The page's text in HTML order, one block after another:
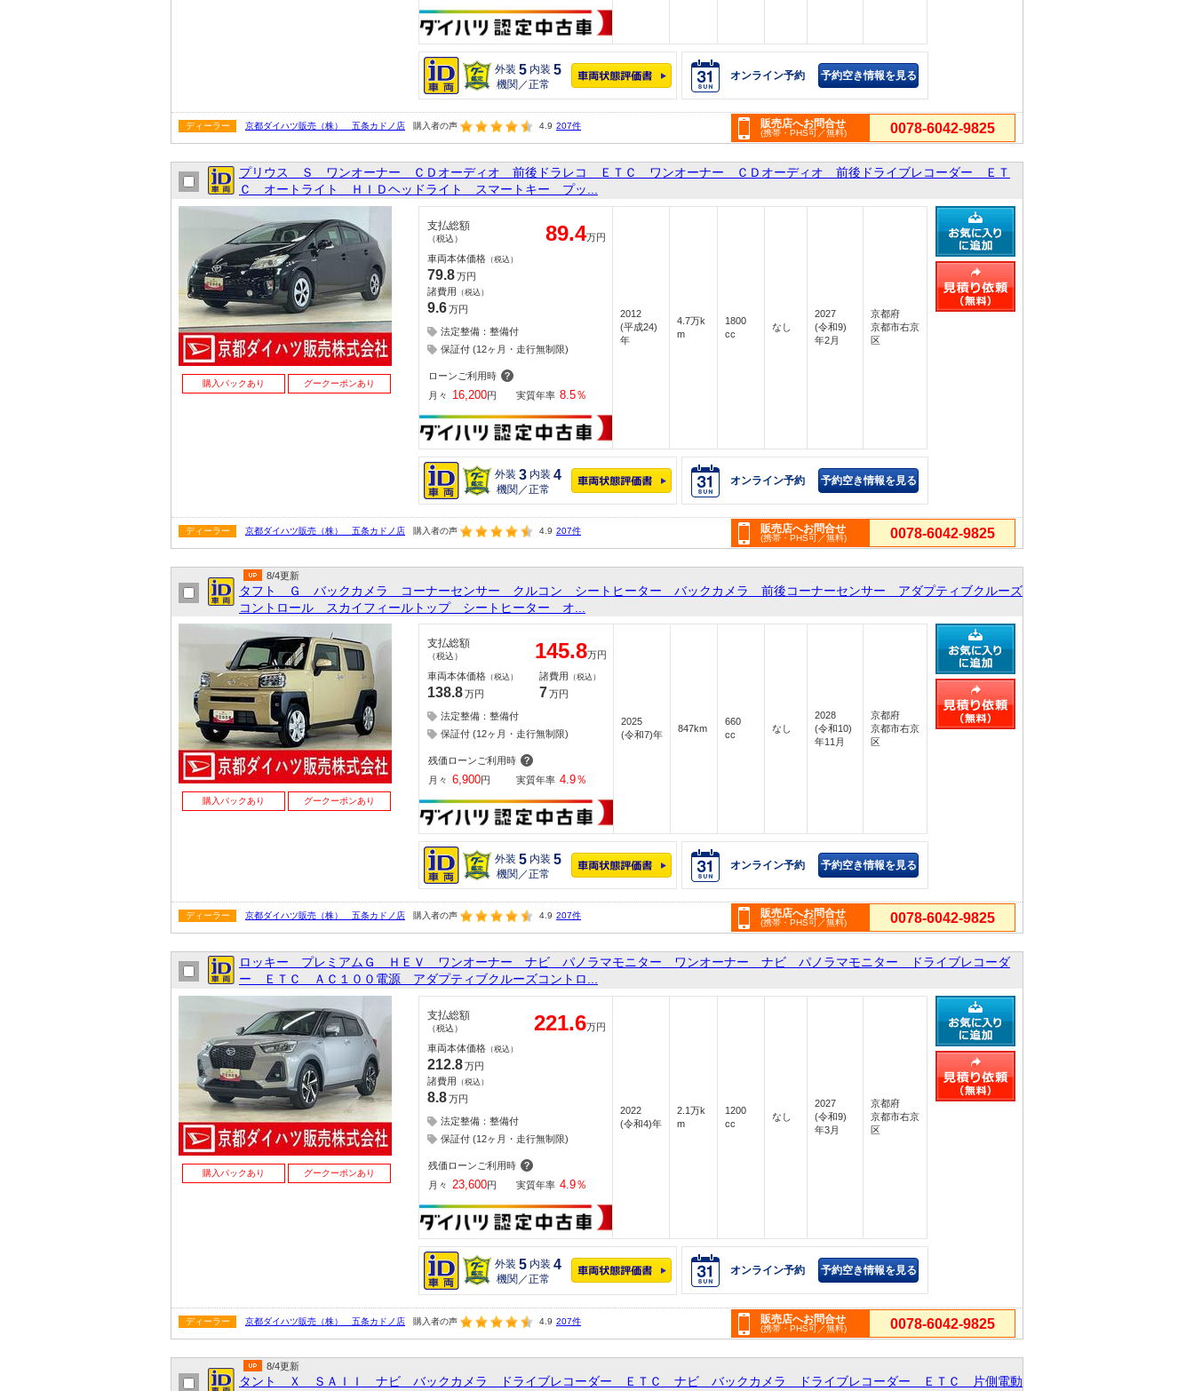
外装 5 内装 5
機関／正常
オンライン予約 予約空き情報を見る
ディーラー 京都ダイハツ販売（株） 五条カドノ店 購入者の声 4.9 207件 販売店へお問合せ
(携帯・PHS可／無料) 0078-6042-9825
プリウス Ｓ ワンオーナー ＣＤオーディオ 前後ドラレコ ＥＴＣ ワンオーナー ＣＤオーディオ 前後ドライブレコーダー ＥＴ
Ｃ オートライト ＨＩＤヘッドライト スマートキー プッ...
購入パックあり グークーポンあり
支払総額
（税込） 89.4万円
車両本体価格 （税込）
79.8万円
諸費用 （税込）
9.6万円
法定整備：整備付
保証付 (12ヶ月・走行無制限)
ローンご利用時
月々
16,200円 実質年率 8.5％
2012
(平成24)
年
4.7万k
m
1800
cc
なし
2027
(令和9)
年2月
京都府
京都市右京
区
外装 3 内装 4
機関／正常
オンライン予約 予約空き情報を見る
ディーラー 京都ダイハツ販売（株） 五条カドノ店 購入者の声 4.9 207件 販売店へお問合せ
(携帯・PHS可／無料) 0078-6042-9825
8/4更新
タフト Ｇ バックカメラ コーナーセンサー クルコン シートヒーター バックカメラ 前後コーナーセンサー アダプティブクルーズ
コントロール スカイフィールトップ シートヒーター オ...
購入パックあり グークーポンあり
支払総額
（税込） 145.8万円
車両本体価格 （税込）
138.8万円
諸費用 （税込）
7万円
法定整備：整備付
保証付 (12ヶ月・走行無制限)
残価ローンご利用時
月々 6,900円 実質年率 4.9％
2025
(令和7)年
847km
660
cc
なし
2028
(令和10)
年11月
京都府
京都市右京
区
外装 5 内装 5
機関／正常
オンライン予約 予約空き情報を見る
ディーラー 京都ダイハツ販売（株） 五条カドノ店 購入者の声 4.9 207件 販売店へお問合せ
(携帯・PHS可／無料) 0078-6042-9825
ロッキー プレミアムＧ ＨＥＶ ワンオーナー ナビ パノラマモニター ワンオーナー ナビ パノラマモニター ドライブレコーダ
ー ＥＴＣ ＡＣ１００電源 アダプティブクルーズコントロ...
購入パックあり グークーポンあり
支払総額
（税込） 221.6万円
車両本体価格 （税込）
212.8万円
諸費用
（税込）
8.8万円
法定整備：整備付
保証付 (12ヶ月・走行無制限)
残価ローンご利用時
月々 23,600円 実質年率 4.9％
2022
(令和4)年
2.1万k
m
1200
cc
なし
2027
(令和9)
年3月
京都府
京都市右京
区
外装 5 内装 4
機関／正常
オンライン予約 予約空き情報を見る
ディーラー 京都ダイハツ販売（株） 五条カドノ店 購入者の声 4.9 207件 販売店へお問合せ
(携帯・PHS可／無料) 0078-6042-9825
8/4更新
タント Ｘ ＳＡＩＩ ナビ バックカメラ ドライブレコーダー ＥＴＣ ナビ バックカメラ ドライブレコーダー ＥＴＣ 片側電動